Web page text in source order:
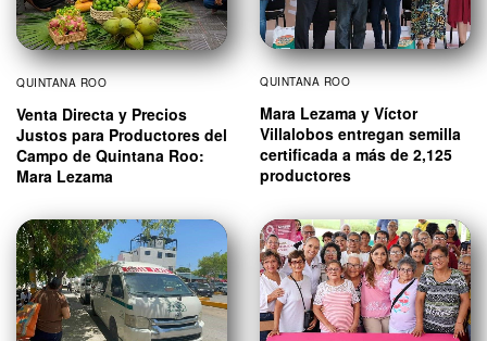
QUINTANA ROO
Venta Directa y Precios
Justos para Productores del
Campo de Quintana Roo:
Mara Lezama
QUINTANA ROO
Mara Lezama y Víctor
Villalobos entregan semilla
certificada a más de 2,125
productores